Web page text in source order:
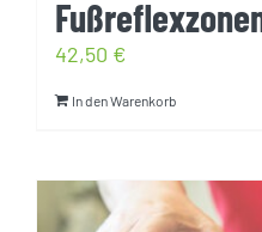
42,50 €
In den Warenkorb